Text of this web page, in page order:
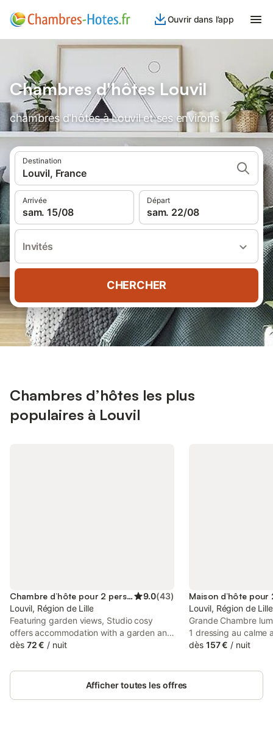
Ouvrir dans l’app
Chambres d'hôtes Louvil
chambres d'hôtes à Louvil et ses environs
Destination
Louvil, France
Arrivée
sam. 15/08
Départ
sam. 22/08
Invités
CHERCHER
Chambres d’hôtes les plus
populaires à Louvil
Chambre d’hôte pour 2 personnes 9.0(43)
Louvil, Région de Lille
Featuring garden views, Studio cosy
offers accommodation with a garden and
a terrace, around 11 km from Pierre
parking on-site are available at the bed
and breakfast free of charge.
dès 72 € / nuit
Louvil, Région de Lille
Grande Chambre
1 dressing au calme
spacieuse et
terrasse et jardin .
dès 157 € / nuit
Afficher toutes les offres